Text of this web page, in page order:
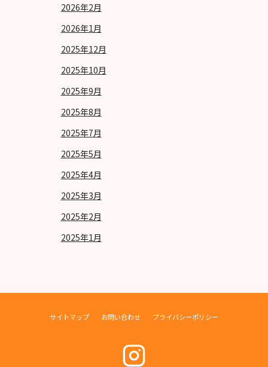
2026年2月
2026年1月
2025年12月
2025年10月
2025年9月
2025年8月
2025年7月
2025年5月
2025年4月
2025年3月
2025年2月
2025年1月
サイトマップ お問い合わせ プライバシーポリシー